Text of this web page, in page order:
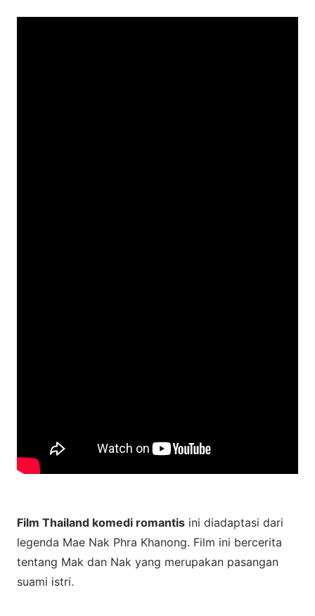
Film Thailand komedi romantis ini diadaptasi dari
legenda Mae Nak Phra Khanong. Film ini bercerita
tentang Mak dan Nak yang merupakan pasangan
suami istri.